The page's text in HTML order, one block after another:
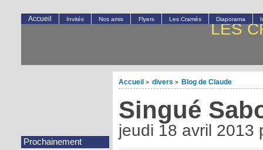
LES
Accueil > divers > Blog de Claude
Singué
jeudi 18 avril 2013
Accueil Invités Nos amis Flyers Les Cramés Diaporama
Prochainement